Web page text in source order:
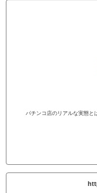
パチンコ店のリアルな実態と